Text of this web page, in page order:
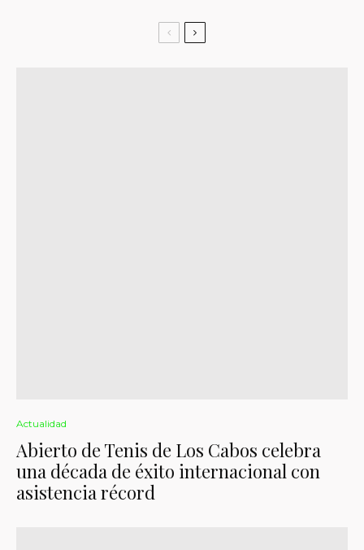
Actualidad
Abierto de Tenis de Los Cabos celebra
una década de éxito internacional con
asistencia récord